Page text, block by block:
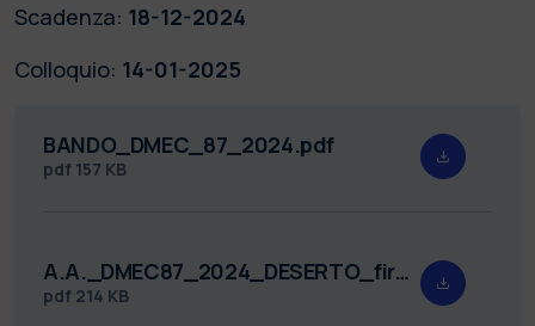
Scadenza: 18-12-2024
Colloquio: 14-01-2025
BANDO_DMEC_87_2024.pdf
pdf 157 KB
A.A._DMEC87_2024_DESERTO_firmato.pdf
pdf 214 KB